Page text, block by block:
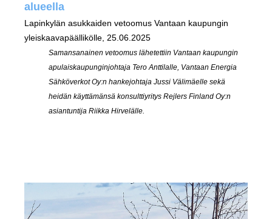
alueella
Lapinkylän asukkaiden vetoomus Vantaan kaupungin
yleiskaavapäällikölle, 25.06.2025
Samansanainen vetoomus lähetettiin Vantaan kaupungin
apulaiskaupunginjohtaja Tero Anttilalle, Vantaan Energia
Sähköverkot Oy:n hankejohtaja Jussi Välimäelle sekä
heidän käyttämänsä konsulttiyritys Rejlers Finland Oy:n
asiantuntija Riikka Hirvelälle.